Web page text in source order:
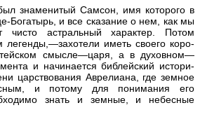
знаменитый Самсон, имя которого в
Богатырь, и все сказание о нем, как мы
чисто астральный характер. Потом
иметь своего коро­
смысле—царя, а в духовном—
и начинается библейский истори­
царствования Аврелиана, где земное
и потому для понимания его
знать и земные, и небесные